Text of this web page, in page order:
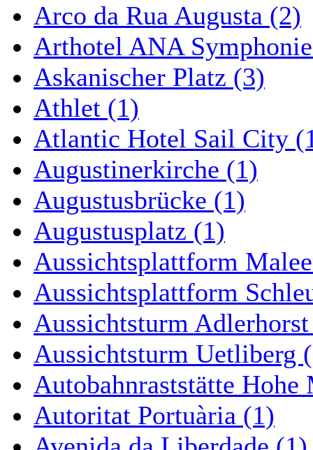
Arco da Rua Augusta (2)
Arthotel ANA
Askanischer Platz (3)
Athlet (1)
Atlantic Hotel Sail City
Augustinerkirche (1)
Augustusbrücke (1)
Augustusplatz (1)
Aussichtsplattform
Aussichtsplattform
Aussichtsturm
Aussichtsturm Uetliberg
Autobahnraststätte Hohe
Autoritat Portuària (1)